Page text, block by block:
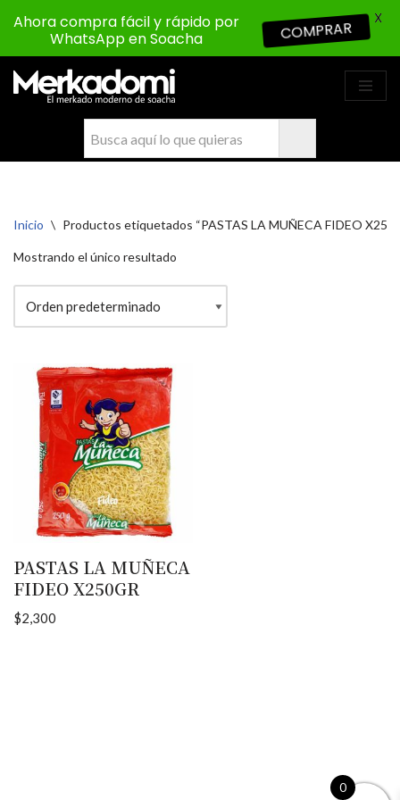
Saltar
Inicio \ Productos etiquetados “PASTAS LA MUÑECA FIDEO
Mostrando el único resultado
PASTAS LA MUÑECA
FIDEO X250GR
$2,300
Ahora compra fácil y rápido por
WhatsApp en Soacha
COMPRAR
X
0